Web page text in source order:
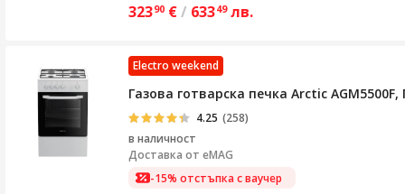
32390 €/ 63349 лв.
Electro weekend
Газова готварска печка Arctic
4.25 (258)
в наличност
Доставка от eMAG
-15% отстъпка с ваучер